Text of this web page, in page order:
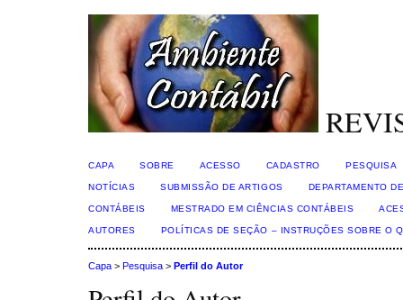
CAPA SOBRE ACESSO CADASTRO PESQUISA
NOTÍCIAS SUBMISSÃO DE ARTIGOS DEPARTAMENTO
CONTÁBEIS MESTRADO EM CIÊNCIAS CONTÁBEIS
AUTORES POLÍTICAS DE SEÇÃO – INSTRUÇÕES SOBRE O
Capa > Pesquisa > Perfil do Autor